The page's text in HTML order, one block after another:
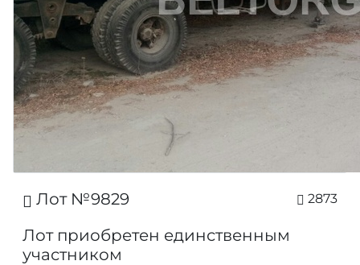
Лот №9829 2873
Лот приобретен единственным
участником